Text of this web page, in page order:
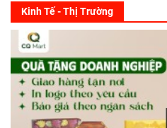
Kinh Tế - Thị Trường